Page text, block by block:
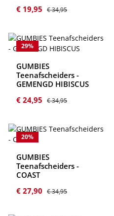
Verkoopprijs:
€ 19,95 Normale prijs:
€ 34,95
29%
GUMBIES
Teenafscheiders -
GEMENGD HIBISCUS
Verkoopprijs:
€ 24,95 Normale prijs:
€ 34,95
20%
GUMBIES
Teenafscheiders -
COAST
Verkoopprijs:
€ 27,90 Normale prijs:
€ 34,95